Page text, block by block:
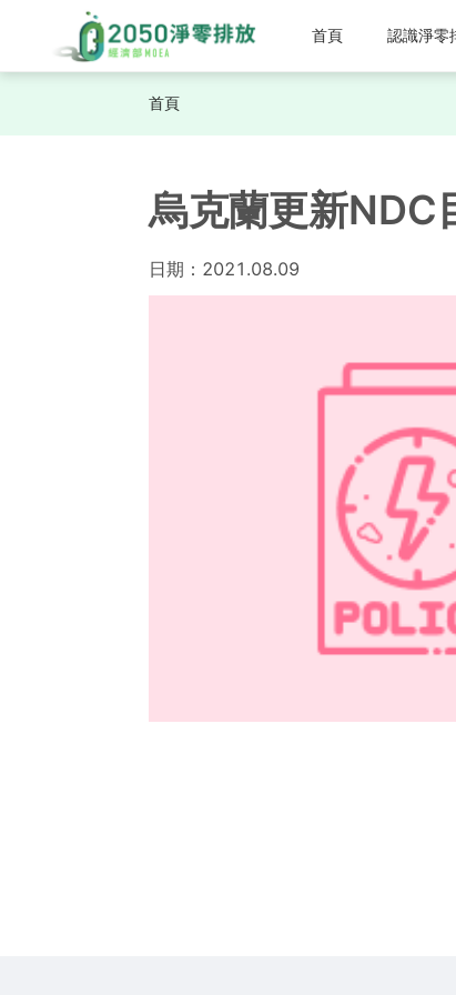
首頁 認識淨零
首頁
烏克蘭更新NDC
日期： 2021.08.09